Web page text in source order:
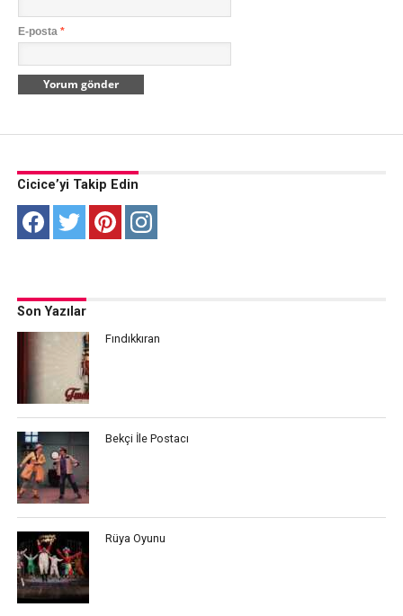
E-posta *
Cicice’yi Takip Edin
Son Yazılar
Fındıkkıran
Bekçi İle Postacı
Rüya Oyunu